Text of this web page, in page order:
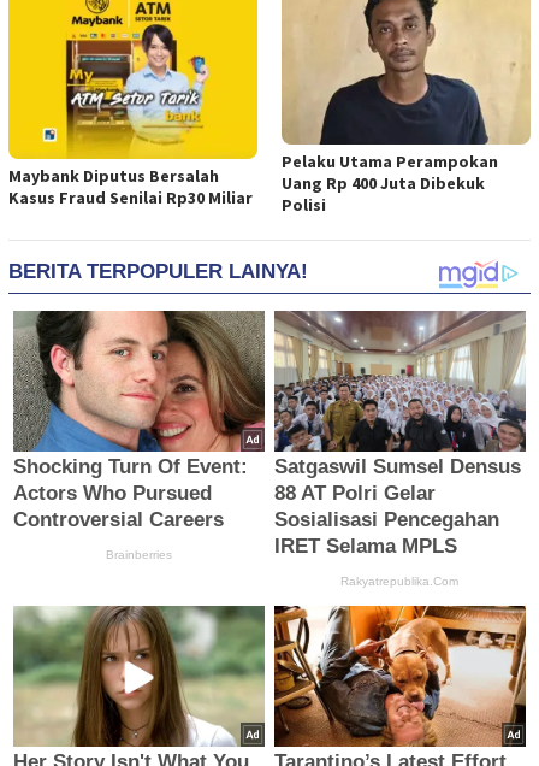
Maybank Diputus Bersalah
Kasus Fraud Senilai Rp30 Miliar
Pelaku Utama Perampokan
Uang Rp 400 Juta Dibekuk
Polisi